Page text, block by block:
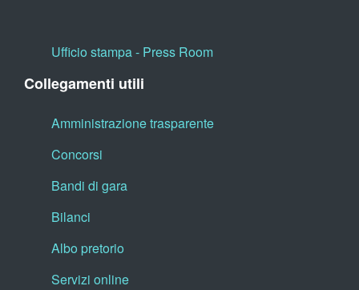
Ufficio stampa - Press Room
Collegamenti utili
Amministrazione trasparente
Concorsi
Bandi di gara
Bilanci
Albo pretorio
Servizi online